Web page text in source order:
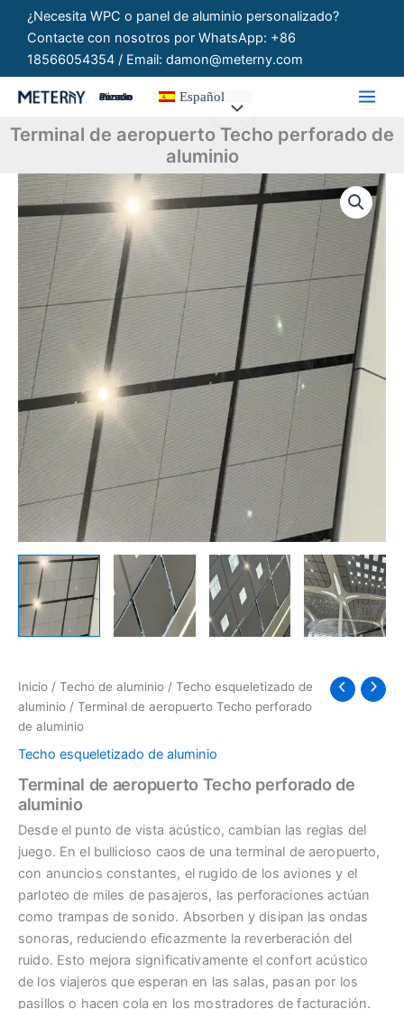
contenido
¿Necesita WPC o panel de aluminio personalizado?
Contacte con nosotros por WhatsApp: +86
18566054354 / Email: damon@meterny.com
Paneles Personalizados Español
Terminal de aeropuerto Techo perforado de
aluminio
Inicio / Techo de aluminio / Techo esqueletizado de
aluminio / Terminal de aeropuerto Techo perforado
de aluminio
Techo esqueletizado de aluminio
Terminal de aeropuerto Techo perforado de
aluminio
Desde el punto de vista acústico, cambian las reglas del
juego. En el bullicioso caos de una terminal de aeropuerto,
con anuncios constantes, el rugido de los aviones y el
parloteo de miles de pasajeros, las perforaciones actúan
como trampas de sonido. Absorben y disipan las ondas
sonoras, reduciendo eficazmente la reverberación del
ruido. Esto mejora significativamente el confort acústico
de los viajeros que esperan en las salas, pasan por los
pasillos o hacen cola en los mostradores de facturación.